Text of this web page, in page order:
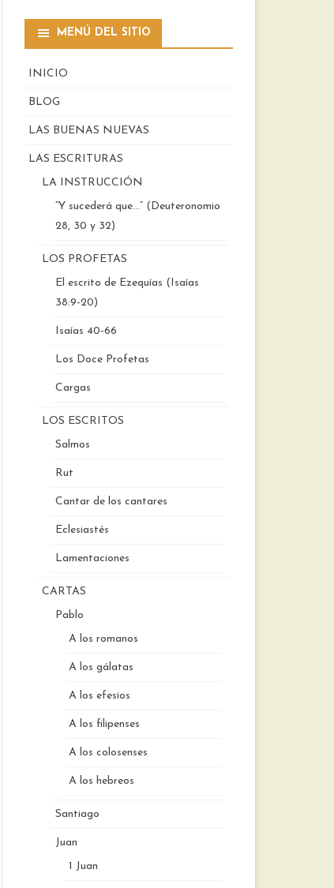
MENÚ DEL SITIO
INICIO
BLOG
LAS BUENAS NUEVAS
LAS ESCRITURAS
LA INSTRUCCIÓN
“Y sucederá que…” (Deuteronomio
28, 30 y 32)
LOS PROFETAS
El escrito de Ezequías (Isaías
38:9-20)
Isaías 40-66
Los Doce Profetas
Cargas
LOS ESCRITOS
Salmos
Rut
Cantar de los cantares
Eclesiastés
Lamentaciones
CARTAS
Pablo
A los romanos
A los gálatas
A los efesios
A los filipenses
A los colosenses
A los hebreos
Santiago
Juan
1 Juan